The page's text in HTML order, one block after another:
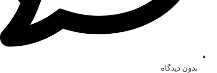
بدون دیدگاه